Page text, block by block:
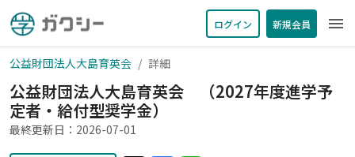
ログイン 新規会員 menu
公益財団法人大島育英会 詳細
公益財団法人大島育英会 （2027年度進学予
定者・給付型奨学金）
最終更新日：2026-07-01